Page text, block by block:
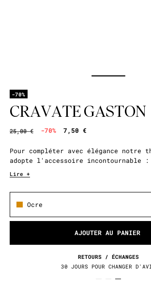
-70%
CRAVATE GASTON
25,00 € -70% 7,50 €
Pour compléter avec élégance notre
adopte l'accessoire incontournable
Lire +
Ocre
AJOUTER AU PANIER
RETOURS / ÉCHANGES
30 JOURS POUR CHANGER